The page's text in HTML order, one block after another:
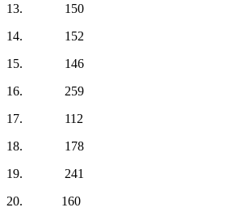
13. 150
14. 152
15. 146
16. 259
17. 112
18. 178
19. 241
20. 160